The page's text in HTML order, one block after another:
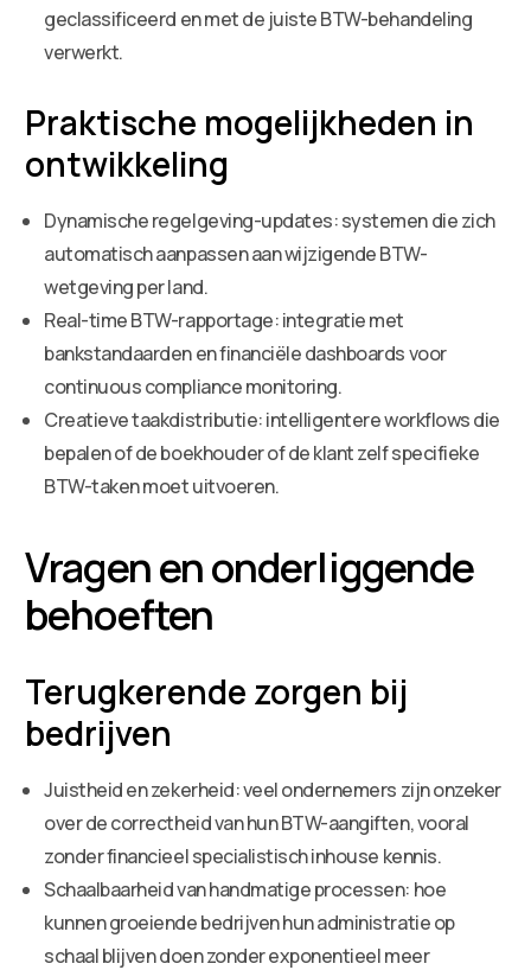
geclassificeerd en met de juiste BTW-behandeling
verwerkt.
Praktische mogelijkheden in
ontwikkeling
Dynamische regelgeving-updates: systemen die zich
automatisch aanpassen aan wijzigende BTW-
wetgeving per land.
Real-time BTW-rapportage: integratie met
bankstandaarden en financiële dashboards voor
continuous compliance monitoring.
Creatieve taakdistributie: intelligentere workflows die
bepalen of de boekhouder of de klant zelf specifieke
BTW-taken moet uitvoeren.
Vragen en onderliggende
behoeften
Terugkerende zorgen bij
bedrijven
Juistheid en zekerheid: veel ondernemers zijn onzeker
over de correctheid van hun BTW-aangiften, vooral
zonder financieel specialistisch inhouse kennis.
Schaalbaarheid van handmatige processen: hoe
kunnen groeiende bedrijven hun administratie op
schaal blijven doen zonder exponentieel meer